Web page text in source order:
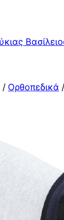
/ Ορθοπεδικά